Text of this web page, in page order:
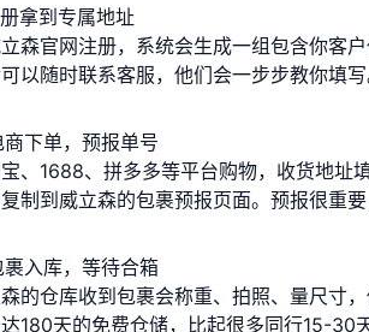
拿到专属地址
森官网注册，系统会生成一组包含你客
以随时联系客服，他们会一步步教你填写
下单，预报单号
、1688、拼多多等平台购物，收货地址
制到威立森的包裹预报页面。预报很重
入库，等待合箱
的仓库收到包裹会称重、拍照、量尺寸
180天的免费仓储，比起很多同行15-30